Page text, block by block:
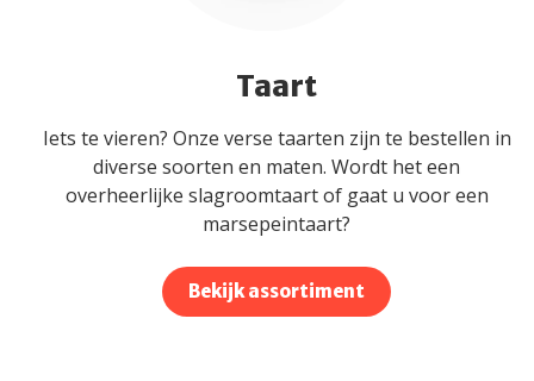
Taart
Iets te vieren? Onze verse taarten zijn te bestellen in
diverse soorten en maten. Wordt het een
overheerlijke slagroomtaart of gaat u voor een
marsepeintaart?
Bekijk assortiment